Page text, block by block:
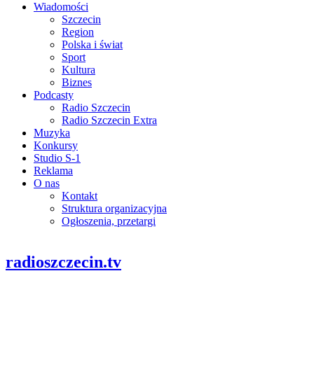
Wiadomości
Szczecin
Region
Polska i świat
Sport
Kultura
Biznes
Podcasty
Radio Szczecin
Radio Szczecin Extra
Muzyka
Konkursy
Studio S-1
Reklama
O nas
Kontakt
Struktura organizacyjna
Ogłoszenia, przetargi
radioszczecin.tv